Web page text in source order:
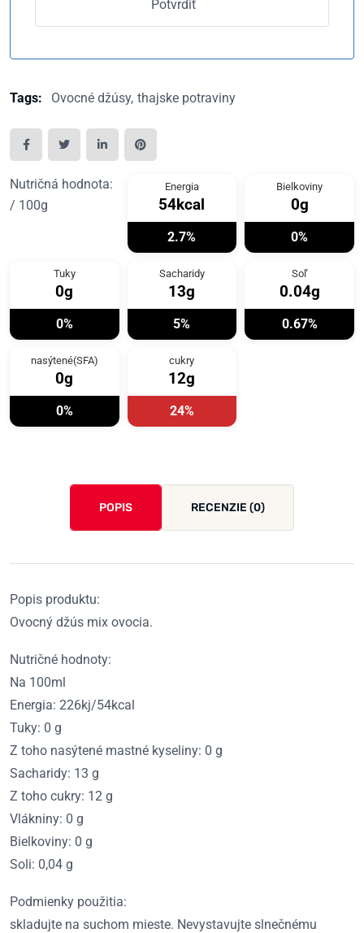
Tags: Ovocné džúsy thajske potraviny
Nutričná hodnota:
/ 100g
Energia
54kcal
2.7%
Bielkoviny
0g
0%
Tuky
0g
0%
Sacharidy
13g
5%
Soľ
0.04g
0.67%
nasýtené(SFA)
0g
0%
cukry
12g
24%
POPIS RECENZIE (0)
Popis produktu:
Ovocný džús mix ovocia.
Nutričné hodnoty:
Na 100ml
Energia: 226kj/54kcal
Tuky: 0 g
Z toho nasýtené mastné kyseliny: 0 g
Sacharidy: 13 g
Z toho cukry: 12 g
Vlákniny: 0 g
Bielkoviny: 0 g
Soli: 0,04 g
Podmienky použitia:
skladujte na suchom mieste. Nevystavujte slnečnému